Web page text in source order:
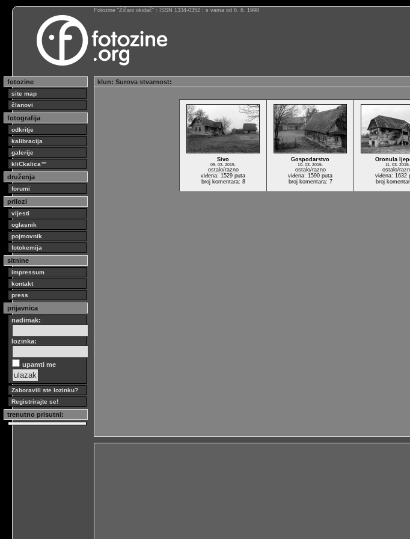
Fotozine “Žičani okidač” : ISSN 1334-0352 : s vama od 6. 6. 1998
fotozine
site map
članovi
fotografija
odkritje
kalibracija
galerije
kliCkalica™
druženja
forumi
prilozi
vijesti
oglasnik
pojmovnik
fotokemija
sitnine
impressum
kontakt
press
prijavnica
nadimak:
lozinka:
upamti me
Zaboravili ste lozinku?
Registrirajte se!
trenutno prisutni:
klun: Surova stvarnost:
Sivo
09. 03. 2015.
ostalo/razno
viđena: 1529 puta
broj komentara: 8
Gospodarstvo
10. 03. 2015.
ostalo/razno
viđena: 1590 puta
broj komentara: 7
Oronula
11. 03. 2015.
ostalo/
viđena: 1632
broj